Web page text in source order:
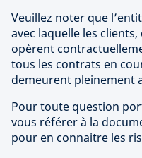
Veuillez noter que
avec laquelle les
opèrent
tous les contrats en
demeurent pleinement
Pour toute question
vous référer à la
pour en connaitre les